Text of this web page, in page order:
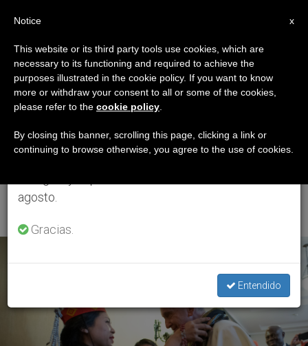
ETIQUETA
Posts Tagged ‘4ª
Reunión Mundial Del
Foro De Los Pueblos
×
Aviso importante
Del 27 de julio al 7 de agosto haremos la pausa
anual, aprovechando que en el periodo de verano
se generan menos informaciones y también el
agosto.
Gracias.
Entendido
x
Notice
This website or its third party tools use cookies, which are
necessary to its functioning and required to achieve the
purposes illustrated in the cookie policy. If you want to know
more or withdraw your consent to all or some of the cookies,
please refer to the cookie policy
By closing this banner, scrolling this page, clicking a link or
continuing to browse otherwise, you agree to the use of cookies.